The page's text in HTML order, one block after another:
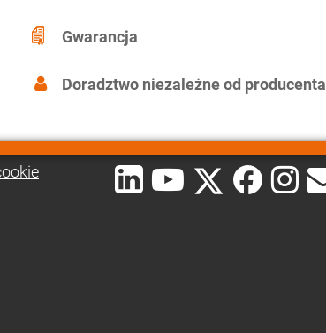
Gwarancja
Doradztwo niezależne od producenta